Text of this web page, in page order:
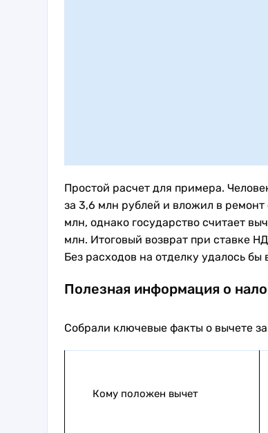
Простой расчет для примера.
за 3,6 млн рублей и вложил в
млн, однако государство считает
млн. Итоговый возврат при ставке
Без расходов на отделку удалось бы
Полезная информация о
Собрали ключевые факты о вычете
Кому положен вычет